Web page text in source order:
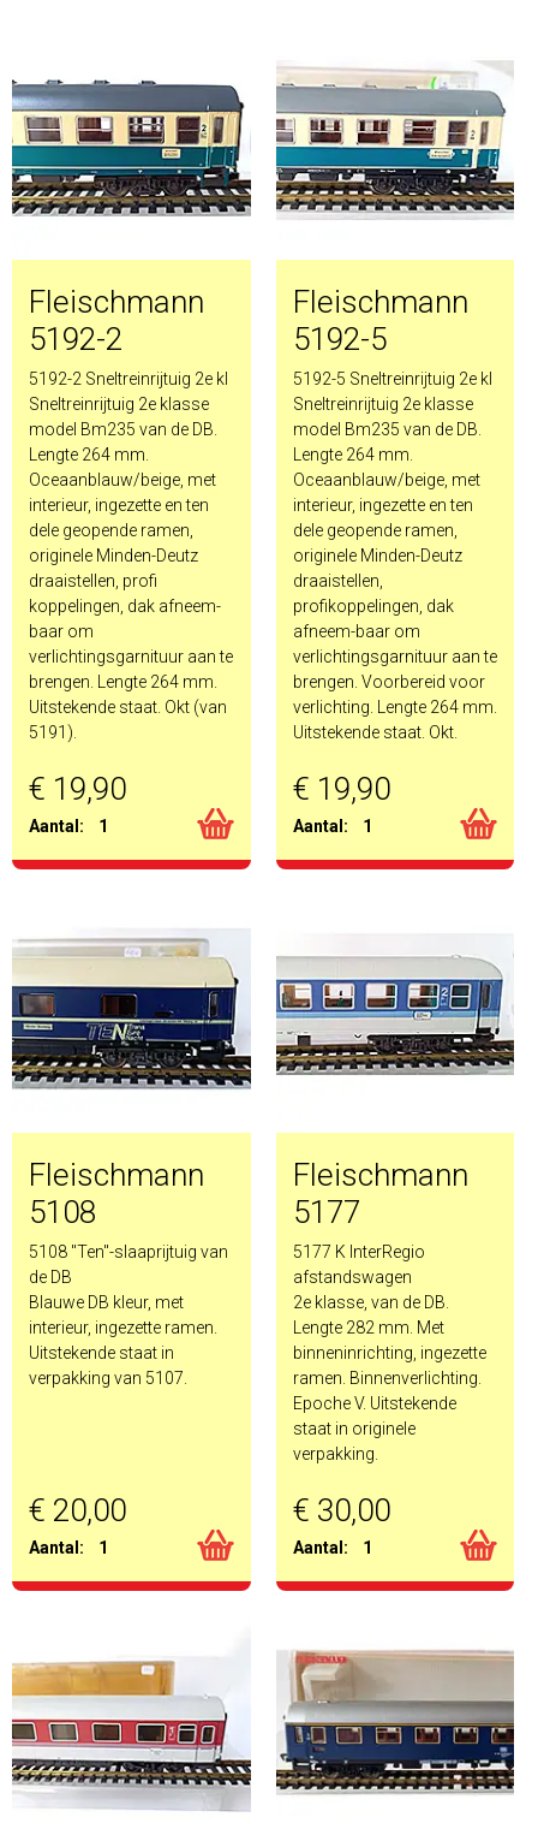
Fleischmann
5192-2
5192-2 Sneltreinrijtuig 2e kl
Sneltreinrijtuig 2e klasse
model Bm235 van de DB.
Lengte 264 mm.
Oceaanblauw/beige, met
interieur, ingezette en ten
dele geopende ramen,
originele Minden-Deutz
draaistellen, profi
koppelingen, dak afneem-
baar om
verlichtingsgarnituur aan te
brengen. Lengte 264 mm.
Uitstekende staat. Okt (van
5191).
€ 19,90
Aantal: 1
Fleischmann
5192-5
5192-5 Sneltreinrijtuig 2e kl
Sneltreinrijtuig 2e klasse
model Bm235 van de DB.
Lengte 264 mm.
Oceaanblauw/beige, met
interieur, ingezette en ten
dele geopende ramen,
originele Minden-Deutz
draaistellen,
profikoppelingen, dak
afneem-baar om
verlichtingsgarnituur aan te
brengen. Voorbereid voor
verlichting. Lengte 264 mm.
Uitstekende staat. Okt.
€ 19,90
Aantal: 1
Fleischmann
5108
5108 "Ten"-slaaprijtuig van
de DB
Blauwe DB kleur, met
interieur, ingezette ramen.
Uitstekende staat in
verpakking van 5107.
€ 20,00
Aantal: 1
Fleischmann
5177
5177 K InterRegio
afstandswagen
2e klasse, van de DB.
Lengte 282 mm. Met
binneninrichting, ingezette
ramen. Binnenverlichting.
Epoche V. Uitstekende
staat in originele
verpakking.
€ 30,00
Aantal: 1